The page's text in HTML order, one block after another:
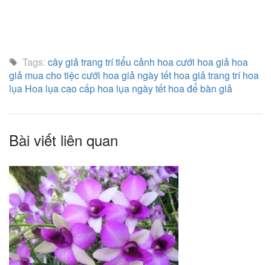
Tags: cây giả trang trí tiểu cảnh hoa cưới hoa giả hoa
giả mua cho tiệc cưới hoa giả ngày tết hoa giả trang trí hoa
lụa Hoa lụa cao cấp hoa lụa ngày tết hoa để bàn giả
Bài viết liên quan